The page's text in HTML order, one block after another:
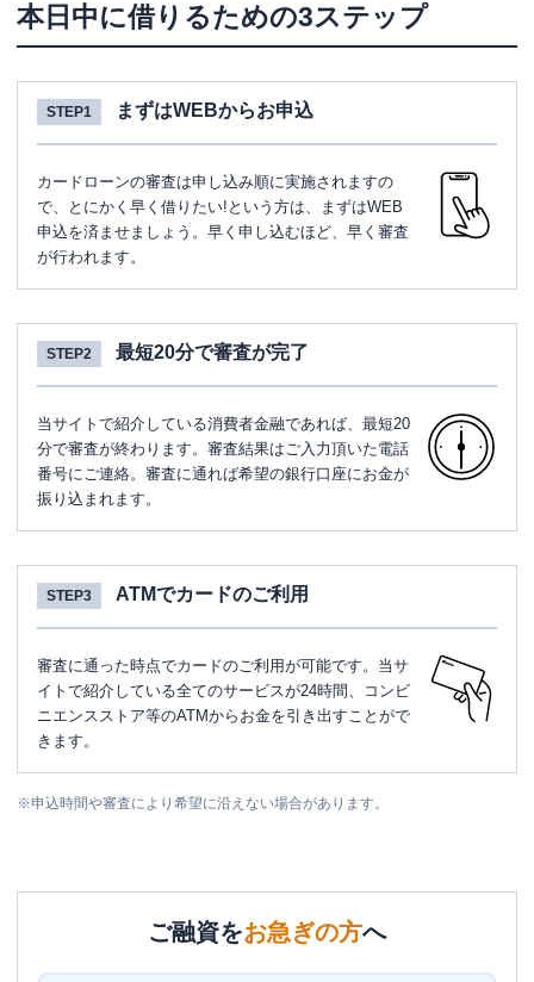
本日中に借りるための3ステップ
STEP1 まずはWEBからお申込
カードローンの審査は申し込み順に実施されますの
で、とにかく早く借りたい!という方は、まずはWEB
申込を済ませましょう。早く申し込むほど、早く審査
が行われます。
STEP2 最短20分で審査が完了
当サイトで紹介している消費者金融であれば、最短20
分で審査が終わります。審査結果はご入力頂いた電話
番号にご連絡。審査に通れば希望の銀行口座にお金が
振り込まれます。
STEP3 ATMでカードのご利用
審査に通った時点でカードのご利用が可能です。当サ
イトで紹介している全てのサービスが24時間、コンビ
ニエンスストア等のATMからお金を引き出すことがで
きます。
※申込時間や審査により希望に沿えない場合があります。
ご融資をお急ぎの方へ